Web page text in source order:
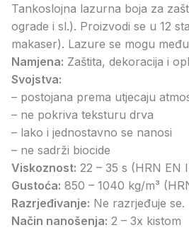
Tankoslojna lazurna boja za
ograde i sl.). Proizvodi se u 12
makaser). Lazure se mogu
Namjena: Zaštita, dekoracija i
Svojstva:
– postojana prema utjecaju
– ne pokriva teksturu drva
– lako i jednostavno se nanosi
– ne sadrži biocide
Viskoznost: 22 – 35 s (HRN EN
Gustoća: 850 – 1040 kg/m³
Razrjeđivanje: Ne razrjeđuje se.
Način nanošenja: 2 – 3x kistom